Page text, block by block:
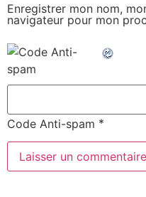
Enregistrer mon nom,
navigateur pour mon
Code Anti-spam *